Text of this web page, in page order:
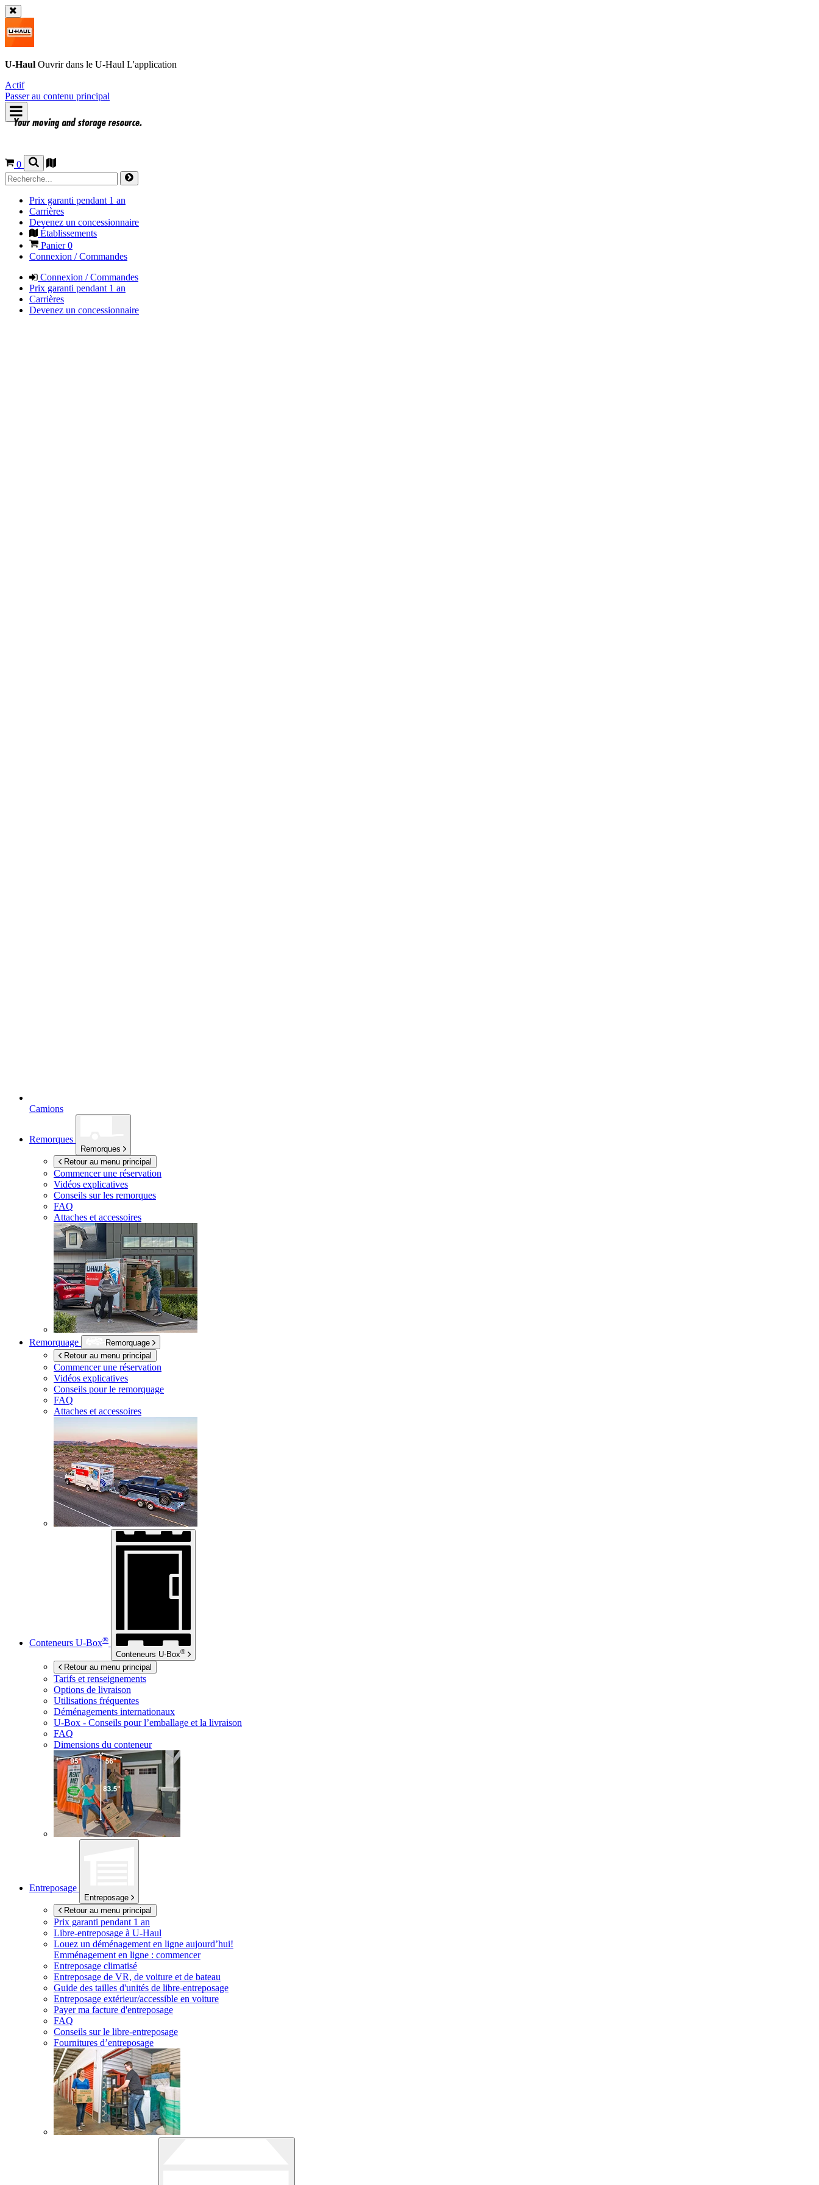
U-Haul Ouvrir dans le U-Haul L'application
Actif
Passer au contenu principal
0
Prix garanti pendant 1 an
Carrières
Devenez un concessionnaire
Établissements
Panier0
Connexion / Commandes
Connexion / Commandes
Prix garanti pendant 1 an
Carrières
Devenez un concessionnaire
Camions
Remorques
Remorques
Retour au menu principal
Commencer une réservation
Vidéos explicatives
Conseils sur les remorques
FAQ
Attaches et accessoires
Remorquage
Remorquage
Retour au menu principal
Commencer une réservation
Vidéos explicatives
Conseils pour le remorquage
FAQ
Attaches et accessoires
Conteneurs U-Box®
Conteneurs U-Box®
Retour au menu principal
Tarifs et renseignements
Options de livraison
Utilisations fréquentes
Déménagements internationaux
U-Box - Conseils pour l’emballage et la livraison
FAQ
Dimensions du conteneur
Entreposage
Entreposage
Retour au menu principal
Prix garanti pendant 1 an
Libre-entreposage à U-Haul
Louez un déménagement en ligne aujourd’hui!
Emménagement en ligne : commencer
Entreposage climatisé
Entreposage de VR, de voiture et de bateau
Guide des tailles d'unités de libre-entreposage
Entreposage extérieur/accessible en voiture
Payer ma facture d'entreposage
FAQ
Conseils sur le libre-entreposage
Fournitures d’entreposage